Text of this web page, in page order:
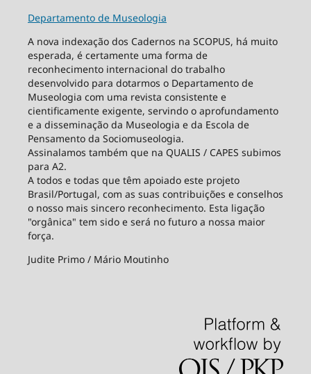
Departamento de Museologia
A nova indexação dos Cadernos na SCOPUS, há muito
esperada, é certamente uma forma de
reconhecimento internacional do trabalho
desenvolvido para dotarmos o Departamento de
Museologia com uma revista consistente e
cientificamente exigente, servindo o aprofundamento
e a disseminação da Museologia e da Escola de
Pensamento da Sociomuseologia.
Assinalamos também que na QUALIS / CAPES subimos
para A2.
A todos e todas que têm apoiado este projeto
Brasil/Portugal, com as suas contribuições e conselhos
o nosso mais sincero reconhecimento. Esta ligação
"orgânica" tem sido e será no futuro a nossa maior
força.
Judite Primo / Mário Moutinho